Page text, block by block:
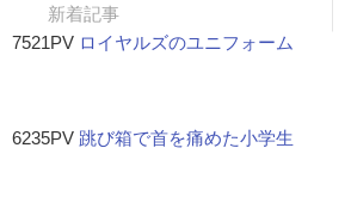
新着記事
7521PV ロイヤルズのユニフォーム
6235PV 跳び箱で首を痛めた小学生